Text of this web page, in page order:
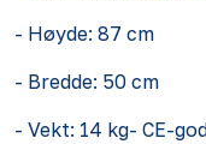
- Høyde: 87 cm
- Bredde: 50 cm
- Vekt: 14 kg- CE-